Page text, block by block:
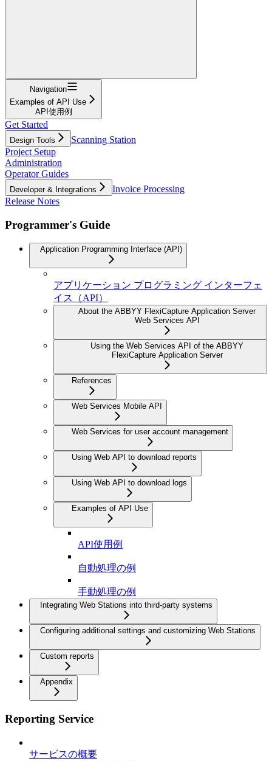
Navigation
Examples of API Use
API使用例
Get Started
Design Tools
Scanning Station
Project Setup
Administration
Operator Guides
Developer & Integrations
Invoice Processing
Release Notes
Programmer's Guide
Application Programming Interface (API)
アプリケーション プログラミング インターフェ
イス（API）
About the ABBYY FlexiCapture Application Server
Web Services API
Using the Web Services API of the ABBYY
FlexiCapture Application Server
References
Web Services Mobile API
Web Services for user account management
Using Web API to download reports
Using Web API to download logs
Examples of API Use
API使用例
自動処理の例
手動処理の例
Integrating Web Stations into third-party systems
Configuring additional settings and customizing Web Stations
Custom reports
Appendix
Reporting Service
サービスの概要